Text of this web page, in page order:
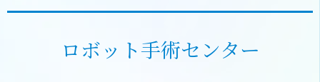
ー
シ
ロボット手術センター